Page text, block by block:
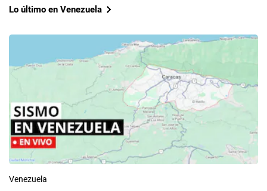
Lo último en Venezuela
Venezuela